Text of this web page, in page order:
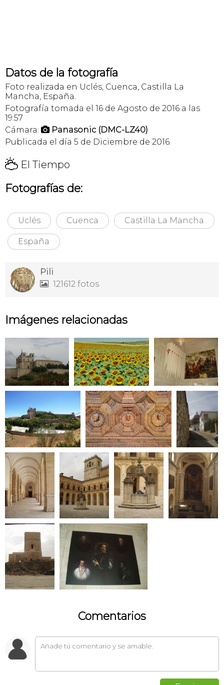
Datos de la fotografía
Foto realizada en Uclés, Cuenca, Castilla La
Mancha, España.
Fotografía tomada el 16 de Agosto de 2016 a las
19:57
Cámara:  Panasonic (DMC-LZ40)
Publicada el día 5 de Diciembre de 2016.
H El Tiempo
Fotografías de:
Uclés Cuenca Castilla La Mancha
España
Pili
 121612 fotos
Imágenes relacionadas
Comentarios